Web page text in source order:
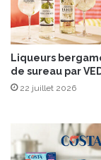
t
a
C
l
a
s
u
e
m
a
r
i
n
Liqueurs
de sureau par
22 juillet 2026